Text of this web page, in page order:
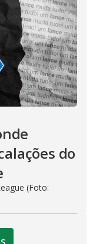
do
(Foto: